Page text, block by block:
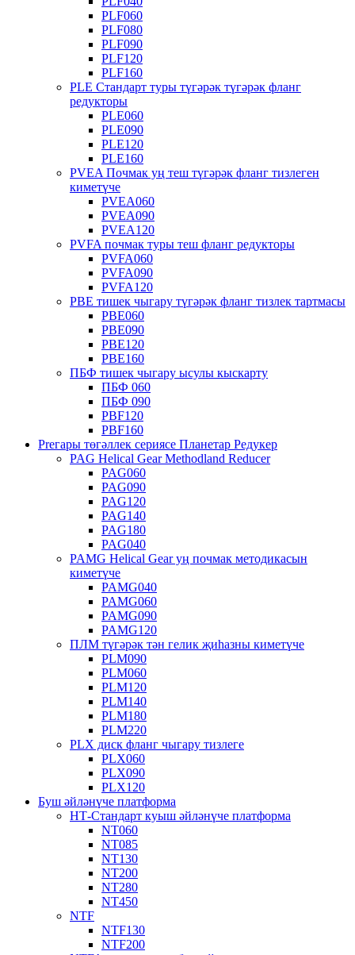
PLF060
PLF080
PLF090
PLF120
PLF160
PLE Стандарт туры түгәрәк түгәрәк фланг
редукторы
PLE060
PLE090
PLE120
PLE160
PVEA Почмак уң теш түгәрәк фланг тизлеген
киметүче
PVEA060
PVEA090
PVEA120
PVFA почмак туры теш фланг редукторы
PVFA060
PVFA090
PVFA120
PBE тишек чыгару түгәрәк фланг тизлек тартмасы
PBE060
PBE090
PBE120
PBE160
ПБФ тишек чыгару ысулы кыскарту
ПБФ 060
ПБФ 090
PBF120
PBF160
Preгары төгәллек сериясе Планетар Редукер
PAG Helical Gear Methodland Reducer
PAG060
PAG090
PAG120
PAG140
PAG180
PAG040
PAMG Helical Gear уң почмак методикасын
киметүче
PAMG040
PAMG060
PAMG090
PAMG120
ПЛМ түгәрәк тән гелик җиһазны киметүче
PLM090
PLM060
PLM120
PLM140
PLM180
PLM220
PLX диск фланг чыгару тизлеге
PLX060
PLX090
PLX120
Буш әйләнүче платформа
НТ-Стандарт куыш әйләнүче платформа
NT060
NT085
NT130
NT200
NT280
NT450
NTF
NTF130
NTF200